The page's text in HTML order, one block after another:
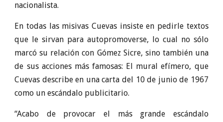
nacionalista.
En todas las misivas Cuevas insiste en pedirle textos
que le sirvan para autopromoverse, lo cual no sólo
marcó su relación con Gómez Sicre, sino también una
de sus acciones más famosas: El mural efímero, que
Cuevas describe en una carta del 10 de junio de 1967
como un escándalo publicitario.
“Acabo de provocar el más grande escándalo